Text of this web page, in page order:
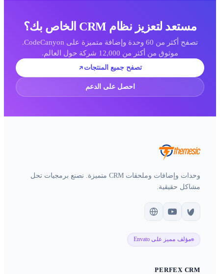
مستعد لتعزيز نظام CRM الخاص بك؟
تصفح أكثر من 60 وحدة وإضافة متميزة على CodeCanyon.
موثوق من أكثر من 12,000 شركة حول العالم.
تصفح جميع المنتجات
احصل على الدعم
وحدات وإضافات وملحقات CRM متميزة. نصنع برمجيات تحل
مشاكل حقيقية.
مؤلف مميز على Envato
PERFEX CRM